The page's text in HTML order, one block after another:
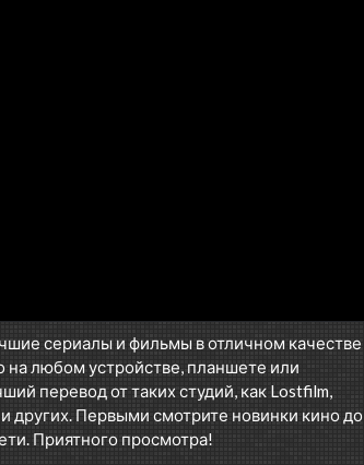
сериалы и фильмы в отличном качестве
любом устройстве, планшете или
перевод от таких студий, как Lostfilm,
других. Первыми смотрите новинки кино до
Приятного просмотра!